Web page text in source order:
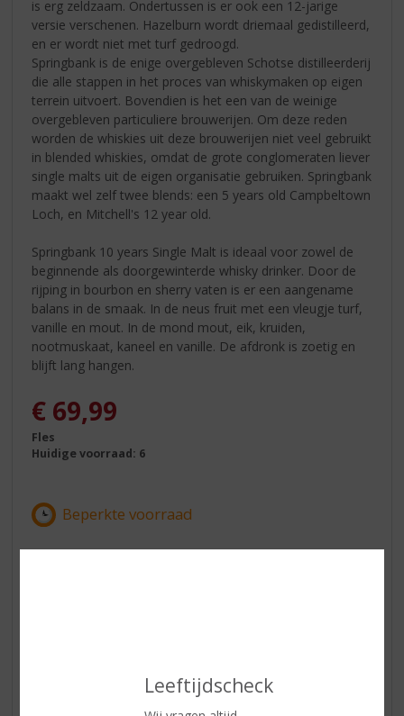
Leeftijdscheck
is erg zeldzaam. Ondertussen is er ook een 12-jarige
versie verschenen. Hazelburn wordt driemaal gedistilleerd,
en er wordt niet met turf gedroogd.
Springbank is de enige overgebleven Schotse distilleerderij
die alle stappen in het proces van whiskymaken op eigen
terrein uitvoert. Bovendien is het een van de weinige
overgebleven particuliere brouwerijen. Om deze reden
worden de whiskies uit deze brouwerijen niet veel gebruikt
in blended whiskies, omdat de grote conglomeraten liever
single malts uit de eigen organisatie gebruiken. Springbank
maakt wel zelf twee blends: een 5 years old Campbeltown
Loch, en Mitchell's 12 year old.
Springbank 10 years Single Malt is ideaal voor zowel de
beginnende als doorgewinterde whisky drinker. Door de
rijping in bourbon en sherry vaten is er een aangename
balans in de smaak. In de neus fruit met een vleugje turf,
vanille en mout. In de mond mout, eik, kruiden,
nootmuskaat, kaneel en vanille. De afdronk is zoetig en
blijft lang hangen.
€ 69,99
Fles
Huidige voorraad: 6
Land van Herkomst Schotland